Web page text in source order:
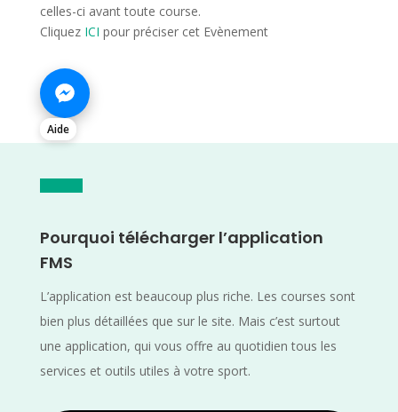
celles-ci avant toute course.
Cliquez ICI pour préciser cet Evènement
Aide
Pourquoi télécharger l’application
FMS
L’application est beaucoup plus riche. Les courses sont
bien plus détaillées que sur le site. Mais c’est surtout
une application, qui vous offre au quotidien tous les
services et outils utiles à votre sport.